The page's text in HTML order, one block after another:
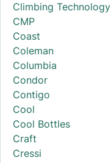
Climbing Technology
CMP
Coast
Coleman
Columbia
Condor
Contigo
Cool
Cool Bottles
Craft
Cressi